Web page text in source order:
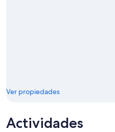
Ver propiedades
Actividades